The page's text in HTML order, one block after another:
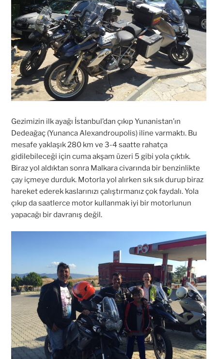
Gezimizin ilk ayağı İstanbul’dan çıkıp Yunanistan’ın
Dedeağaç (Yunanca Alexandroupolis) iline varmaktı. Bu
mesafe yaklaşık 280 km ve 3-4 saatte rahatça
gidilebileceği için cuma akşam üzeri 5 gibi yola çıktık.
Biraz yol aldıktan sonra Malkara civarında bir benzinlikte
çay içmeye durduk. Motorla yol alırken sık sık durup biraz
hareket ederek kaslarınızı çalıştırmanız çok faydalı. Yola
çıkıp da saatlerce motor kullanmak iyi bir motorlunun
yapacağı bir davranış değil.